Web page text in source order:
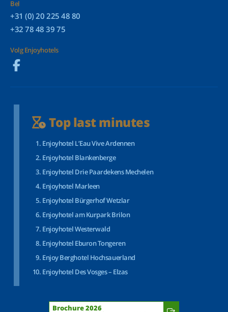
Bel
+31 (0) 20 225 48 80
+32 78 48 39 75
Volg Enjoyhotels
Top last minutes
Enjoyhotel L’Eau Vive Ardennen
Enjoyhotel Blankenberge
Enjoyhotel Drie Paardekens Mechelen
Enjoyhotel Marleen
Enjoyhotel Bürgerhof Wetzlar
Enjoyhotel am Kurpark Brilon
Enjoyhotel Westerwald
Enjoyhotel Eburon Tongeren
Enjoy Berghotel Hochsauerland
Enjoyhotel Des Vosges – Elzas
Brochure 2026